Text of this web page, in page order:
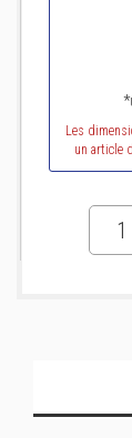
Les
un article